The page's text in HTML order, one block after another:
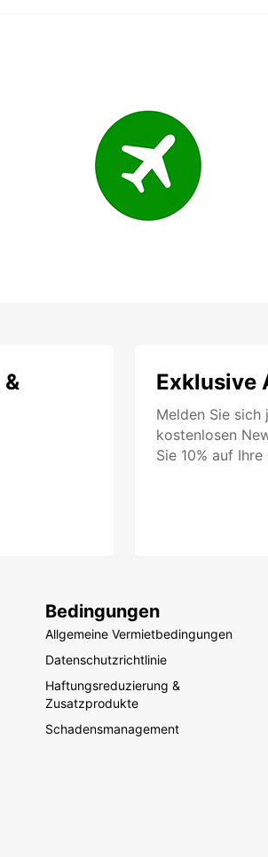
Exklusive
Melden Sie
kostenlosen
Sie 10% auf
Bedingungen
Allgemeine Vermietbedingungen
Datenschutzrichtlinie
Haftungsreduzierung &
Zusatzprodukte
Schadensmanagement